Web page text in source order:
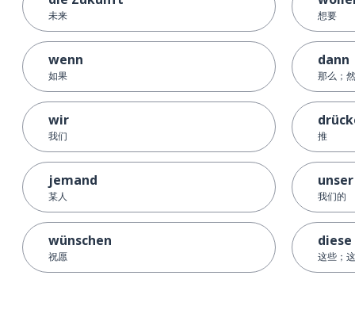
未来
wenn
如果
wir
我们
jemand
某人
wünschen
祝愿
想要
dann
那么；
推
unser
我们的
diese
这些；这